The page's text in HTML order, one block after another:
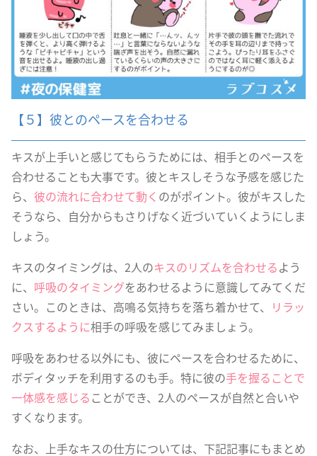
【５】彼とのペースを合わせる
キスが上手いと感じてもらうためには、相手とのペースを
合わせることも大事です。彼とキスしそうな予感を感じた
ら、 彼の流れに合わせて動く のがポイント。彼がキスした
そうなら、自分からもさりげなく近づいていくようにしま
しょう。
キスのタイミングは、2人のキスのリズムを合わせるよう
に、 呼吸のタイミングをあわせるように意識してみてくだ
さい。このときは、高鳴る気持ちを落ち着かせて、 リラッ
クスするように相手の呼吸を感じてみましょう。
呼吸をあわせる以外にも、彼にペースを合わせるために、
ボディタッチを利用するのも手。特に彼の手を握ることで
一体感を感じることができ、2人のペースが自然と合いや
すくなります。
なお、上手なキスの仕方については、下記記事にもまとめ